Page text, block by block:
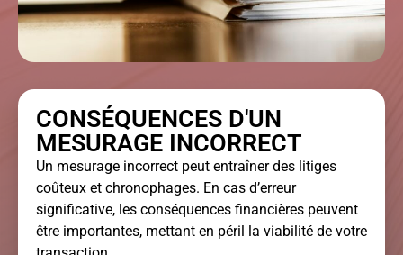
CONSÉQUENCES D'UN
MESURAGE INCORRECT
Un mesurage incorrect peut entraîner des litiges
coûteux et chronophages. En cas d’erreur
significative, les conséquences financières peuvent
être importantes, mettant en péril la viabilité de votre